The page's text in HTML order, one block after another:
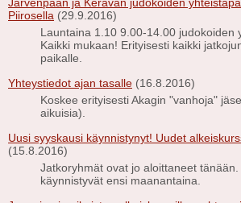
Piirosella (29.9.2016)
Launtaina 1.10 9.00-14.00 judokoiden
Kaikki mukaan! Erityisesti kaikki
paikalle.
Yhteystiedot ajan tasalle (16.8.2016)
Koskee erityisesti Akagin "vanhoja"
aikuisia).
Uusi syyskausi käynnistynyt! Uudet
(15.8.2016)
Jatkoryhmät ovat jo aloittaneet
käynnistyvät ensi maanantaina.